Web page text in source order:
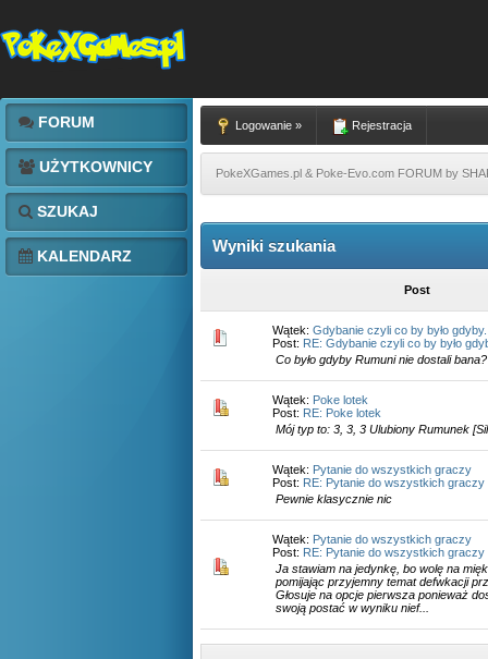
FORUM
UŻYTKOWNICY
SZUKAJ
KALENDARZ
Logowanie » Rejestracja
PokeXGames.pl & Poke-Evo.com FORUM by
Wyniki szukania
Post
Wątek: Gdybanie czyli co by było
Post: RE: Gdybanie czyli co by było
Co było gdyby Rumuni nie dostali bana?
Wątek: Poke lotek
Post: RE: Poke lotek
Mój typ to: 3, 3, 3 Ulubiony Rumunek
Wątek: Pytanie do wszystkich graczy
Post: RE: Pytanie do wszystkich graczy
Pewnie klasycznie nic
Wątek: Pytanie do wszystkich graczy
Post: RE: Pytanie do wszystkich graczy
Ja stawiam na jedynkę, bo wolę na
pomijając przyjemny temat defwkacji
Głosuje na opcje pierwsza ponieważ
swoją postać w wyniku nief...